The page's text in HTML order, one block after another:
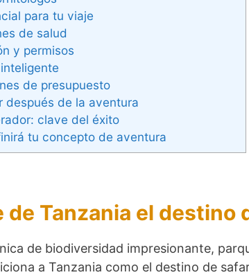
para tu viaje
de salud
y permisos
de presupuesto
después de la aventura
clave del éxito
tu concepto de aventura
de Tanzania el destino
de biodiversidad impresionante,
a Tanzania como el destino de